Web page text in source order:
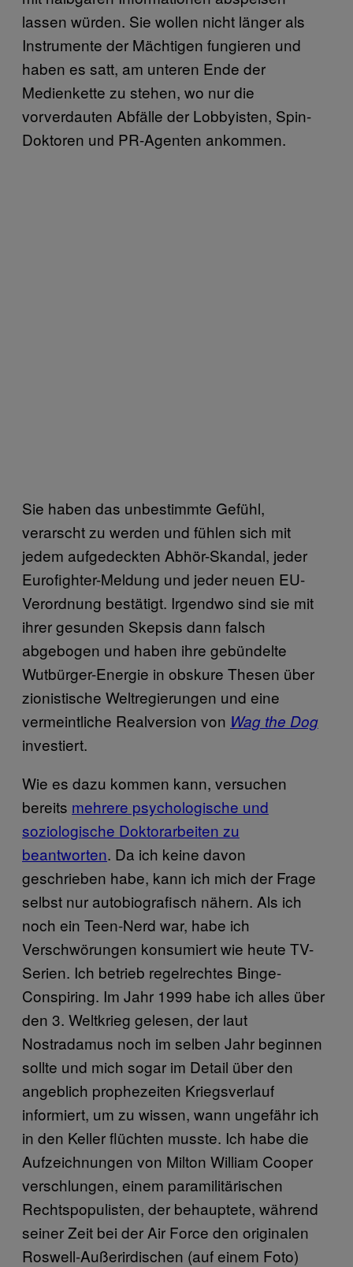
lassen würden. Sie wollen nicht länger als
Instrumente der Mächtigen fungieren und
haben es satt, am unteren Ende der
Medienkette zu stehen, wo nur die
vorverdauten Abfälle der Lobbyisten, Spin-
Doktoren und PR-Agenten ankommen.
Sie haben das unbestimmte Gefühl,
verarscht zu werden und fühlen sich mit
jedem aufgedeckten Abhör-Skandal, jeder
Eurofighter-Meldung und jeder neuen EU-
Verordnung bestätigt. Irgendwo sind sie mit
ihrer gesunden Skepsis dann falsch
abgebogen und haben ihre gebündelte
Wutbürger-Energie in obskure Thesen über
zionistische Weltregierungen und eine
vermeintliche Realversion von Wag the Dog
investiert.
Wie es dazu kommen kann, versuchen
bereits mehrere psychologische und
soziologische Doktorarbeiten zu
beantworten. Da ich keine davon
geschrieben habe, kann ich mich der Frage
selbst nur autobiografisch nähern. Als ich
noch ein Teen-Nerd war, habe ich
Verschwörungen konsumiert wie heute TV-
Serien. Ich betrieb regelrechtes Binge-
Conspiring. Im Jahr 1999 habe ich alles über
den 3. Weltkrieg gelesen, der laut
Nostradamus noch im selben Jahr beginnen
sollte und mich sogar im Detail über den
angeblich prophezeiten Kriegsverlauf
informiert, um zu wissen, wann ungefähr ich
in den Keller flüchten musste. Ich habe die
Aufzeichnungen von Milton William Cooper
verschlungen, einem paramilitärischen
Rechtspopulisten, der behauptete, während
seiner Zeit bei der Air Force den originalen
Roswell-Außerirdischen (auf einem Foto)